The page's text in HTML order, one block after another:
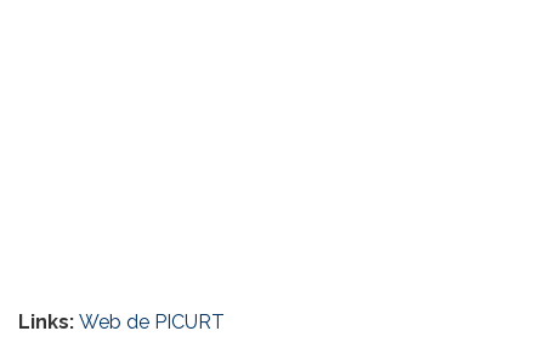
Links: Web de PICURT